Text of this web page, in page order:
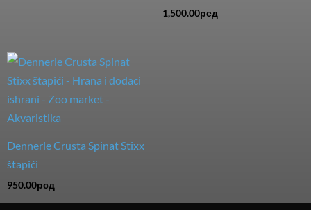
1,500.00рсд
Dennerle Crusta Spinat Stixx
štapići
950.00рсд